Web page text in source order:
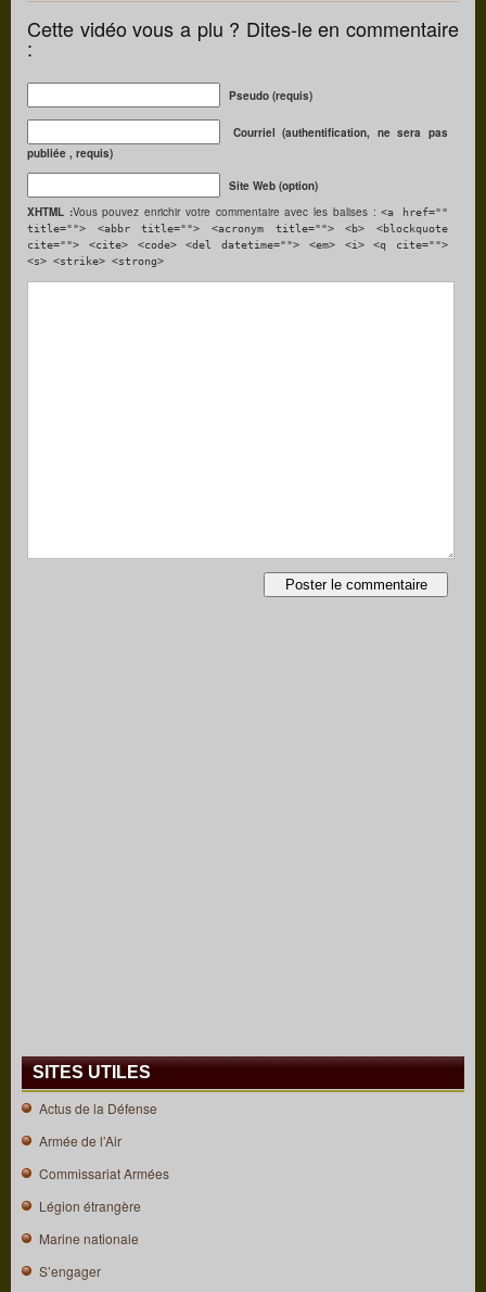
Cette vidéo vous a plu ? Dites-le en commentaire
:
Pseudo (requis)
Courriel (authentification, ne sera pas
publiée , requis)
Site Web (option)
XHTML :Vous pouvez enrichir votre commentaire avec les balises :<a href=""
title=""> <abbr title=""> <acronym title=""> <b> <blockquote
cite=""> <cite> <code> <del datetime=""> <em> <i> <q cite="">
<s> <strike> <strong>
SITES UTILES
Actus de la Défense
Armée de l’Air
Commissariat Armées
Légion étrangère
Marine nationale
S’engager